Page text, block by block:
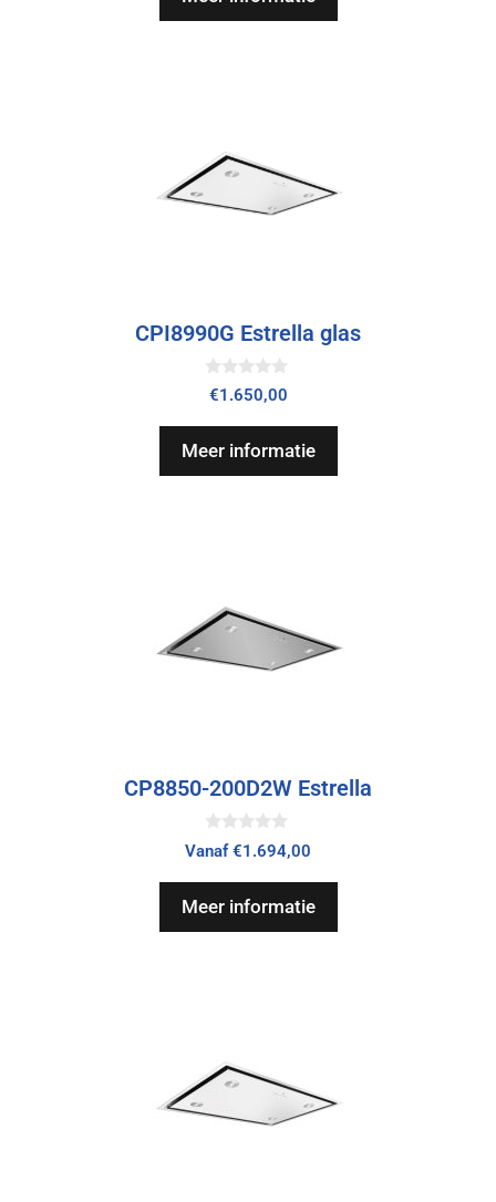
CPI8990G Estrella glas
0
v
5
€1.650,00
Meer informatie
CP8850-200D2W Estrella
0
v
5
Vanaf€1.694,00
Meer informatie